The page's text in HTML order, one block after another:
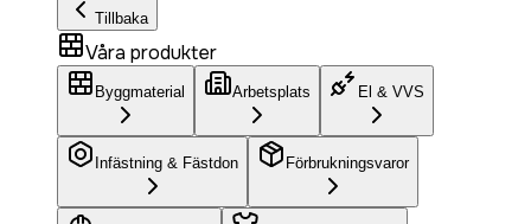
Tillbaka
Våra produkter
Byggmaterial Arbetsplats El & VVS
Infästning & Fästdon Förbrukningsvaror